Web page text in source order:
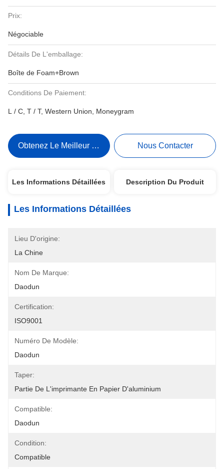
Prix:
Négociable
Détails De L'emballage:
Boîte de Foam+Brown
Conditions De Paiement:
L / C, T / T, Western Union, Moneygram
Obtenez Le Meilleur Prix Nous Contacter
Les Informations Détaillées Description Du Produit
Les Informations Détaillées
Lieu D'origine:
La Chine
Nom De Marque:
Daodun
Certification:
ISO9001
Numéro De Modèle:
Daodun
Taper:
Partie De L'imprimante En Papier D'aluminium
Compatible:
Daodun
Condition:
Compatible